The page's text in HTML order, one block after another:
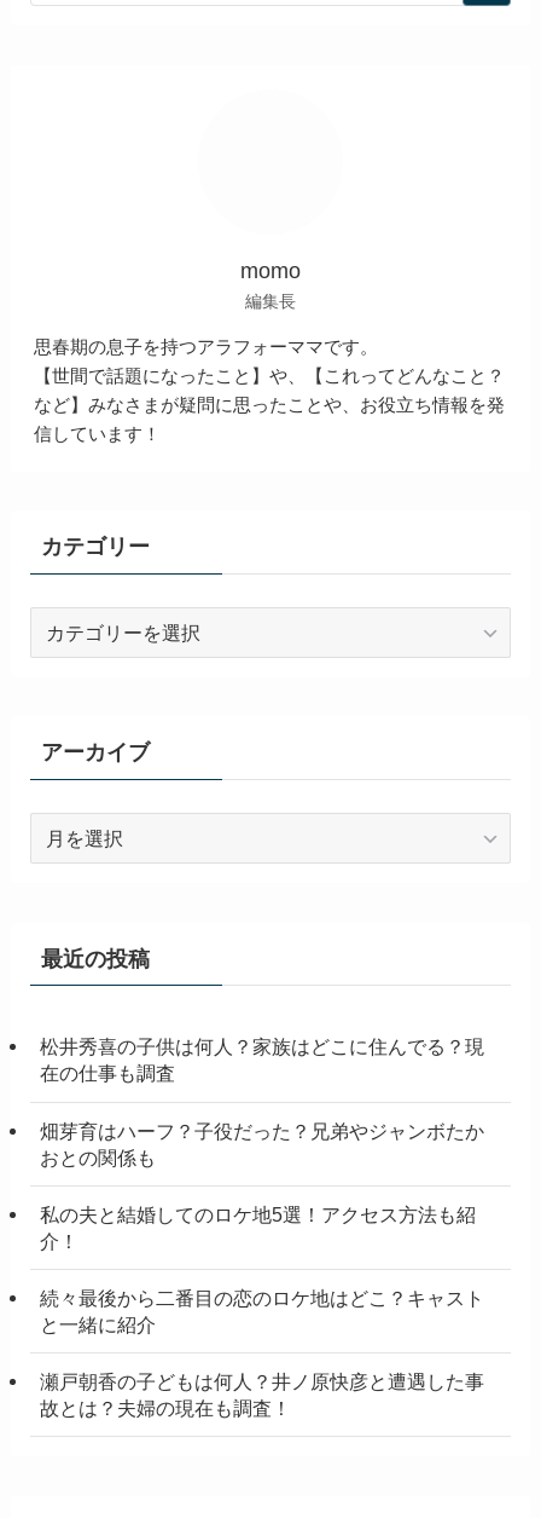
momo
編集長
思春期の息子を持つアラフォーママです。
【世間で話題になったこと】や、【これってどんなこと？
など】みなさまが疑問に思ったことや、お役立ち情報を発
信しています！
カテゴリー
ーアーカイブ
ブ
最近の投稿
松井秀喜の子供は何人？家族はどこに住んでる？現
在の仕事も調査
畑芽育はハーフ？子役だった？兄弟やジャンボたか
おとの関係も
私の夫と結婚してのロケ地5選！アクセス方法も紹
介！
続々最後から二番目の恋のロケ地はどこ？キャスト
と一緒に紹介
瀬戸朝香の子どもは何人？井ノ原快彦と遭遇した事
故とは？夫婦の現在も調査！